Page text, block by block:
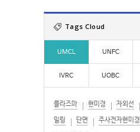
:
Tags Cloud
UMCL UNFC
IVRC UOBC
플라즈마 현미경 자외선
밀링 단면 주사전자현미경